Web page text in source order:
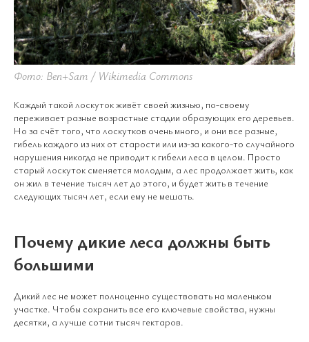
Фото: Ben+Sam / Wikimedia Commons
Каждый такой лоскуток живёт своей жизнью, по-своему
переживает разные возрастные стадии образующих его деревьев.
Но за счёт того, что лоскутков очень много, и они все разные,
гибель каждого из них от старости или из-за какого-то случайного
нарушения никогда не приводит к гибели леса в целом. Просто
старый лоскуток сменяется молодым, а лес продолжает жить, как
он жил в течение тысяч лет до этого, и будет жить в течение
следующих тысяч лет, если ему не мешать.
Почему дикие леса должны быть
большими
Дикий лес не может полноценно существовать на маленьком
участке. Чтобы сохранить все его ключевые свойства, нужны
десятки, а лучше сотни тысяч гектаров.